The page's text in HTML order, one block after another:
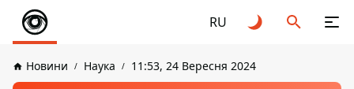
RU
Новини Наука 11:53, 24 Вересня 2024